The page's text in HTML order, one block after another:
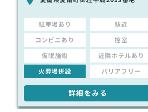
駐車場あり 駅近
コンビニあり 控室
仮眠施設 近隣ホテルあり
火葬場併設 バリアフリー
詳細をみる